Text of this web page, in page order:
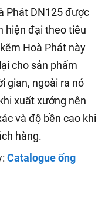
Phát DN125 được
hiện đại theo tiêu
Hoà Phát này
cho sản phẩm
gian, ngoài ra nó
xuất xưởng nên
và độ bền cao khi
hàng.
Catalogue ống